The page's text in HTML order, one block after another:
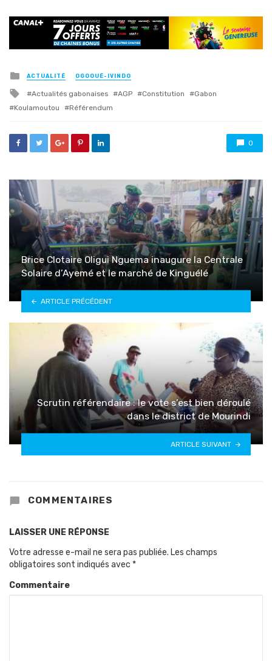
Posted
in
ACTUALITÉ OGOOUÉ-IVINDO
Tagged
with
Actualités gabonaises AGP Constitution
Gabon
Koulamoutou
Référendum
0
Brice Clotaire Oligui Nguema inaugure la Centrale
Solaire d’Ayemé et le marché de Kinguélé
ARTICLE PRÉCÉDENT
Scrutin référendaire : le vote s’est bien déroulé
dans le district de Mourindi
ARTICLE SUIVANT
COMMENTAIRES
LAISSER UNE RÉPONSE
Votre adresse e-mail ne sera pas publiée. Les champs
obligatoires sont indiqués avec *
Commentaire